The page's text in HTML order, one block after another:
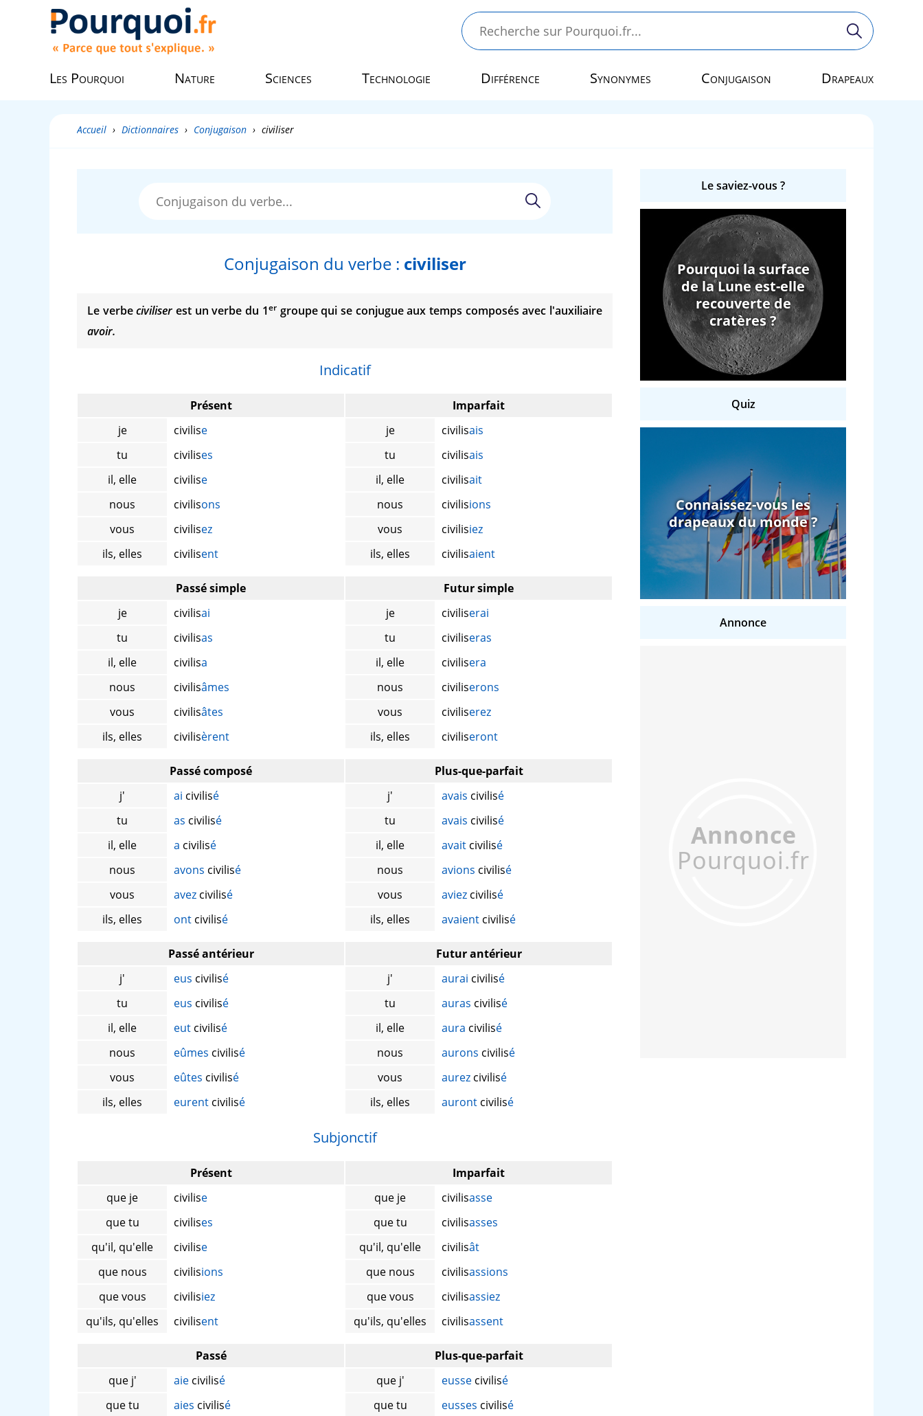
Les Pourquoi Nature Sciences Technologie Différence Synonymes Conjugaison Drapeaux
Accueil › Dictionnaires › Conjugaison › civiliser
Conjugaison du verbe : civiliser
Le verbeciviliser est un verbe du 1ergroupe qui se conjugue aux temps composés avec l'auxiliaire
avoir.
Indicatif
Présent
je
civilise
tu
civilises
il, elle
civilise
nous
civilisons
vous
civilisez
ils, elles
civilisent
Imparfait
je
civilisais
tu
civilisais
il, elle
civilisait
nous
civilisions
vous
civilisiez
ils, elles
civilisaient
Passé simple
je
civilisai
tu
civilisas
il, elle
civilisa
nous
civilisâmes
vous
civilisâtes
ils, elles
civilisèrent
Futur simple
je
civiliserai
tu
civiliseras
il, elle
civilisera
nous
civiliserons
vous
civiliserez
ils, elles
civiliseront
Passé composé
j'
ai civilisé
tu
as civilisé
il, elle
a civilisé
nous
avons civilisé
vous
avez civilisé
ils, elles
ont civilisé
Plus-que-parfait
j'
avais civilisé
tu
avais civilisé
il, elle
avait civilisé
nous
avions civilisé
vous
aviez civilisé
ils, elles
avaient civilisé
Passé antérieur
j'
eus civilisé
tu
eus civilisé
il, elle
eut civilisé
nous
eûmes civilisé
vous
eûtes civilisé
ils, elles
eurent civilisé
Futur antérieur
j'
aurai civilisé
tu
auras civilisé
il, elle
aura civilisé
nous
aurons civilisé
vous
aurez civilisé
ils, elles
auront civilisé
Subjonctif
Présent
que je
civilise
que tu
civilises
qu'il, qu'elle
civilise
que nous
civilisions
que vous
civilisiez
qu'ils, qu'elles
civilisent
Imparfait
que je
civilisasse
que tu
civilisasses
qu'il, qu'elle
civilisât
que nous
civilisassions
que vous
civilisassiez
qu'ils, qu'elles
civilisassent
Passé
que j'
aie civilisé
que tu
aies civilisé
Plus-que-parfait
que j'
eusse civilisé
que tu
eusses civilisé
Le saviez-vous ?
Pourquoi la surface
de la Lune est-elle
recouverte de
cratères ?
Quiz
Connaissez-vous les
drapeaux du monde ?
Annonce